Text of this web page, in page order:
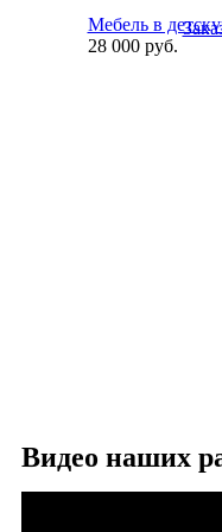
Мебель в
28 000руб.
Видео наших